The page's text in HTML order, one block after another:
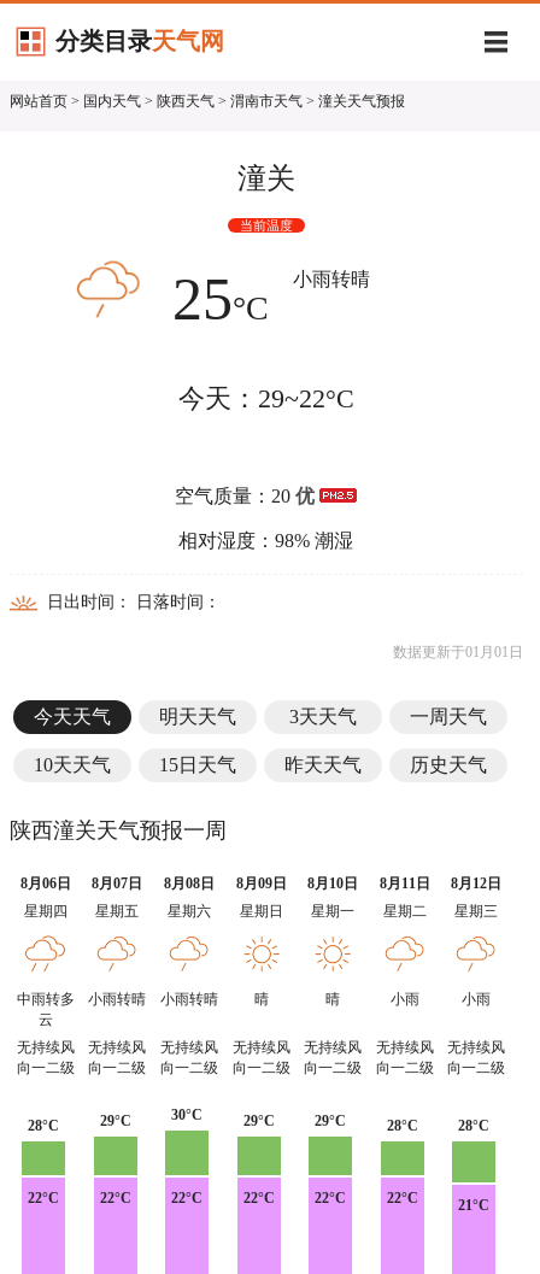
分类目录天气网
网站首页 > 国内天气 > 陕西天气 > 渭南市天气 > 潼关天气预报
潼关
当前温度
25°C
小雨转晴
今天：29~22°C
空气质量：20优
相对湿度：98% 潮湿
日出时间： 日落时间：
数据更新于01月01日
今天天气 明天天气 3天天气 一周天气
10天天气 15日天气 昨天天气 历史天气
陕西潼关天气预报一周
8月06日 8月07日 8月08日 8月09日 8月10日 8月11日
8月12日
星期四
星期五 星期六 星期日 星期一 星期二 星期三
中雨转多
云
小雨转晴 小雨转晴 晴 晴 小雨 小雨
无持续风
向一二级
无持续风
向一二级
无持续风
向一二级
无持续风
向一二级
无持续风
向一二级
无持续风
向一二级
无持续风
向一二级
28°C
22°C
29°C
22°C
30°C
22°C
29°C
22°C
29°C
22°C
28°C
22°C
28°C
21°C